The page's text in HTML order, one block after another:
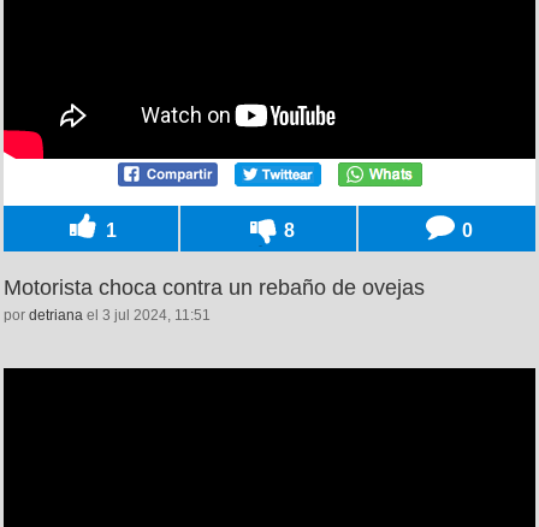
1 8 0
Motorista choca contra un rebaño de ovejas
por detriana el 3 jul 2024, 11:51